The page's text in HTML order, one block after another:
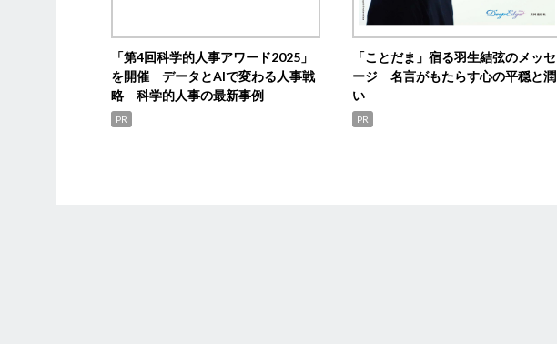
「第4回科学的人事アワード2025」
を開催 データとAIで変わる人事戦
略 科学的人事の最新事例
PR
「ことだま」宿る羽生結弦のメッセ
ージ 名言がもたらす心の平穏と潤
い
PR